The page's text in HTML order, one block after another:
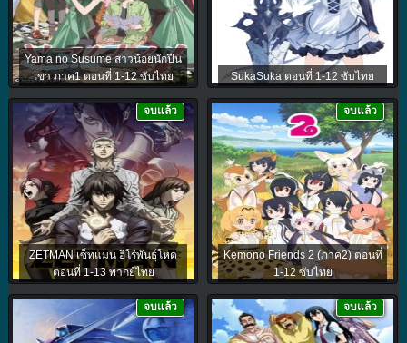
Yama no Susume สาวน้อยนักปีน
เขา ภาค1 ตอนที่ 1-12 ซับไทย
SukaSuka ตอนที่ 1-12 ซับไทย
ZETMAN เซ็ทแมน ฮีโร่พันธุ์โหด
ตอนที่ 1-13 พากย์ไทย
จบแล้ว
Kemono Friends 2 (ภาค2) ตอนที่
1-12 ซับไทย
จบแล้ว
จบแล้ว จบแล้ว